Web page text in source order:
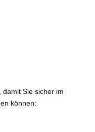
Sie sicher im
können: